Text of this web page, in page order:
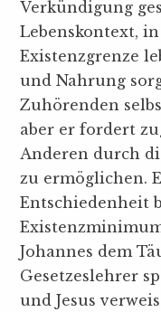
Verkündigung
Lebenskontext,
Existenzgrenze
und Nahrung
Zuhörenden
aber er fordert
Anderen durch
zu ermöglichen.
Entschiedenheit
Johannes dem
Gesetzeslehrer
und Jesus